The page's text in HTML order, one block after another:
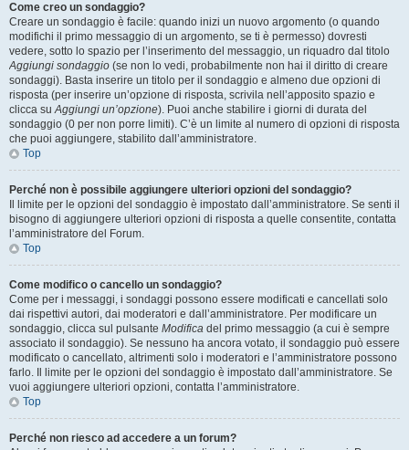
Come creo un sondaggio?
Creare un sondaggio è facile: quando inizi un nuovo argomento (o quando
modifichi il primo messaggio di un argomento, se ti è permesso) dovresti
vedere, sotto lo spazio per l’inserimento del messaggio, un riquadro dal titolo
Aggiungi sondaggio (se non lo vedi, probabilmente non hai il diritto di creare
sondaggi). Basta inserire un titolo per il sondaggio e almeno due opzioni di
risposta (per inserire un’opzione di risposta, scrivila nell’apposito spazio e
clicca suAggiungi un’opzione). Puoi anche stabilire i giorni di durata del
sondaggio (0 per non porre limiti). C’è un limite al numero di opzioni di risposta
che puoi aggiungere, stabilito dall’amministratore.
Top
Perché non è possibile aggiungere ulteriori opzioni del sondaggio?
Il limite per le opzioni del sondaggio è impostato dall’amministratore. Se senti il
bisogno di aggiungere ulteriori opzioni di risposta a quelle consentite, contatta
l’amministratore del Forum.
Top
Come modifico o cancello un sondaggio?
Come per i messaggi, i sondaggi possono essere modificati e cancellati solo
dai rispettivi autori, dai moderatori e dall’amministratore. Per modificare un
sondaggio, clicca sul pulsante Modifica del primo messaggio (a cui è sempre
associato il sondaggio). Se nessuno ha ancora votato, il sondaggio può essere
modificato o cancellato, altrimenti solo i moderatori e l’amministratore possono
farlo. Il limite per le opzioni del sondaggio è impostato dall’amministratore. Se
vuoi aggiungere ulteriori opzioni, contatta l’amministratore.
Top
Perché non riesco ad accedere a un forum?